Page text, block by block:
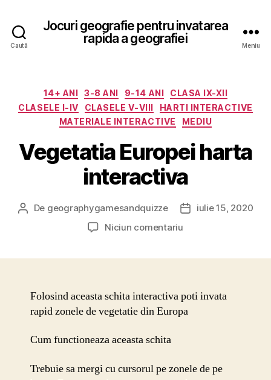
Caută
Jocuri geografie pentru invatarea
rapida a geografiei
Meniu
Categorii
14+ ANI 3-8 ANI 9-14 ANI
CLASA IX-XII
CLASELE I-IV
CLASELE V-VIII
HARTI INTERACTIVE
MATERIALE INTERACTIVE
MEDIU
Vegetatia Europei harta
interactiva
Autor
De geographygamesandquizze
Datăiulie 15, 2020
Niciun comentariula
Folosind aceasta schita interactiva poti invata
rapid zonele de vegetatie din Europa
Cum functioneaza aceasta schita
Trebuie sa mergi cu cursorul pe zonele de pe